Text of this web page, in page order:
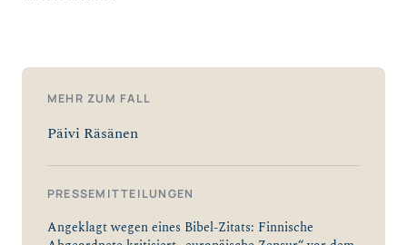
MEHR ZUM FALL
Päivi Räsänen
PRESSEMITTEILUNGEN
Angeklagt wegen eines Bibel-Zitats: Finnische